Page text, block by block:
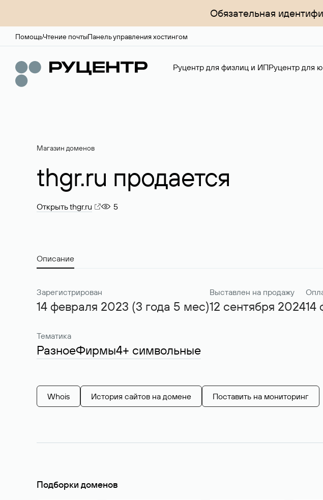
Обязательная
ПомощьЧтение почтыПанель управления хостингом
Руцентр для физлиц и ИПРуцентр для
Магазин доменов
thgr.ru продается
Открыть thgr.ru 5
Описание
Зарегистрирован
14 февраля 2023 (3 года 5 мес)
Выставлен на продажу
12 сентября 202414
Тематика
РазноеФирмы4+ символьные
Whois История сайтов на домене Поставить на мониторинг
Подборки доменов